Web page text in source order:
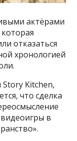
актёрами
отказаться
хронологией
Kitchen,
что сделка
в